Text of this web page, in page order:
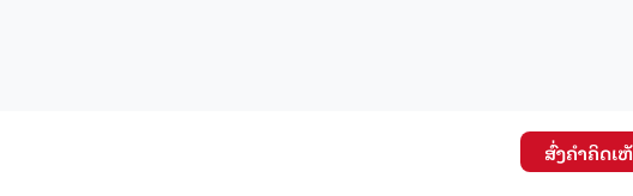
ສົ່ງຄໍາຄິດເ